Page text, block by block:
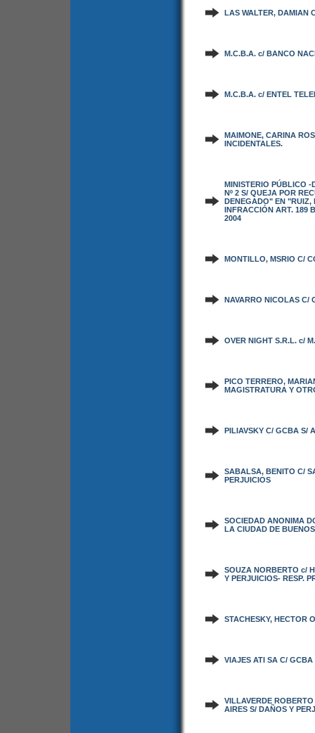
LAS WALTER, DAMIAN
M.C.B.A. c/ BANCO
M.C.B.A. c/ ENTEL
MAIMONE, CARINA
INCIDENTALES.
MINISTERIO PÚBLICO -
Nº 2 S/ QUEJA POR
DENEGADO" EN "RUIZ,
INFRACCIÓN ART. 189
2004
MONTILLO, MSRIO C/
NAVARRO NICOLAS C/
OVER NIGHT S.R.L. c/
PICO TERRERO,
MAGISTRATURA Y
PILIAVSKY C/ GCBA S/
SABALSA, BENITO C/
PERJUICIOS
SOCIEDAD ANONIMA
LA CIUDAD DE
SOUZA NORBERTO c/
Y PERJUICIOS- RESP.
STACHESKY, HECTOR
VIAJES ATI SA C/
VILLAVERDE
AIRES S/ DAÑOS Y